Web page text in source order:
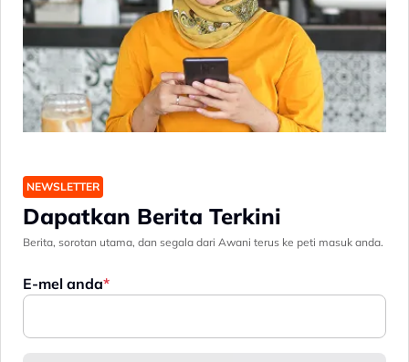
NEWSLETTER
Dapatkan Berita Terkini
Berita, sorotan utama, dan segala dari Awani terus ke peti masuk anda.
E-mel anda